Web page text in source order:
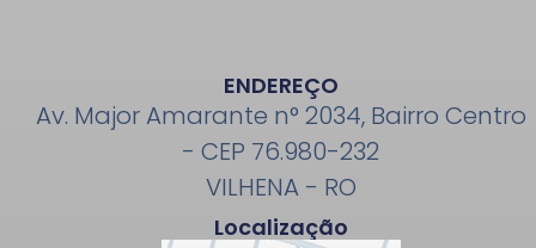
ENDEREÇO
Av. Major Amarante n° 2034, Bairro Centro
- CEP 76.980-232
VILHENA - RO
Localização